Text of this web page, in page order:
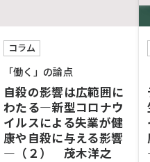
コラム
「働く」の論点
自殺の影響は広範囲に
わたる―新型コロナウ
イルスによる失業が健
康や自殺に与える影響
―（２） 茂木洋之